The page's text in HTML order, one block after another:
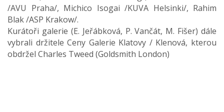
/AVU Praha/, Michico Isogai /KUVA Helsinki/, Rahim
Blak /ASP Krakow/.
Kurátoři galerie (E. Jeřábková, P. Vančát, M. Fišer) dále
vybrali držitele Ceny Galerie Klatovy / Klenová, kterou
obdržel Charles Tweed (Goldsmith London)